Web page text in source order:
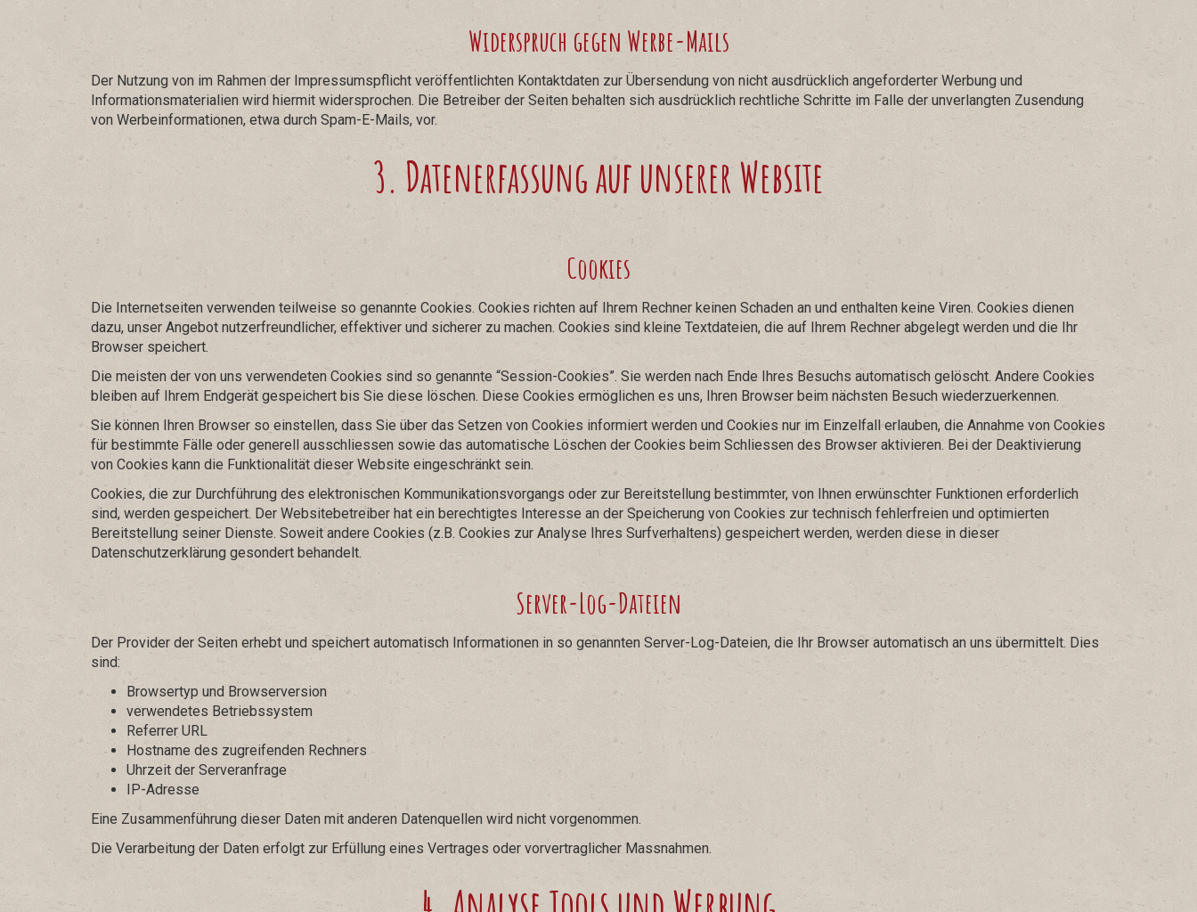
Widerspruch gegen Werbe-Mails
Der Nutzung von im Rahmen der Impressumspflicht veröffentlichten Kontaktdaten zur Übersendung von nicht ausdrücklich angeforderter Werbung und
Informationsmaterialien wird hiermit widersprochen. Die Betreiber der Seiten behalten sich ausdrücklich rechtliche Schritte im Falle der unverlangten Zusendung
von Werbeinformationen, etwa durch Spam-E-Mails, vor.
3. Datenerfassung auf unserer Website
Cookies
Die Internetseiten verwenden teilweise so genannte Cookies. Cookies richten auf Ihrem Rechner keinen Schaden an und enthalten keine Viren. Cookies dienen
dazu, unser Angebot nutzerfreundlicher, effektiver und sicherer zu machen. Cookies sind kleine Textdateien, die auf Ihrem Rechner abgelegt werden und die Ihr
Browser speichert.
Die meisten der von uns verwendeten Cookies sind so genannte “Session-Cookies”. Sie werden nach Ende Ihres Besuchs automatisch gelöscht. Andere Cookies
bleiben auf Ihrem Endgerät gespeichert bis Sie diese löschen. Diese Cookies ermöglichen es uns, Ihren Browser beim nächsten Besuch wiederzuerkennen.
Sie können Ihren Browser so einstellen, dass Sie über das Setzen von Cookies informiert werden und Cookies nur im Einzelfall erlauben, die Annahme von Cookies
für bestimmte Fälle oder generell ausschliessen sowie das automatische Löschen der Cookies beim Schliessen des Browser aktivieren. Bei der Deaktivierung
von Cookies kann die Funktionalität dieser Website eingeschränkt sein.
Cookies, die zur Durchführung des elektronischen Kommunikationsvorgangs oder zur Bereitstellung bestimmter, von Ihnen erwünschter Funktionen erforderlich
sind, werden gespeichert. Der Websitebetreiber hat ein berechtigtes Interesse an der Speicherung von Cookies zur technisch fehlerfreien und optimierten
Bereitstellung seiner Dienste. Soweit andere Cookies (z.B. Cookies zur Analyse Ihres Surfverhaltens) gespeichert werden, werden diese in dieser
Datenschutzerklärung gesondert behandelt.
Server-Log-Dateien
Der Provider der Seiten erhebt und speichert automatisch Informationen in so genannten Server-Log-Dateien, die Ihr Browser automatisch an uns übermittelt. Dies
sind:
Browsertyp und Browserversion
verwendetes Betriebssystem
Referrer URL
Hostname des zugreifenden Rechners
Uhrzeit der Serveranfrage
IP-Adresse
Eine Zusammenführung dieser Daten mit anderen Datenquellen wird nicht vorgenommen.
Die Verarbeitung der Daten erfolgt zur Erfüllung eines Vertrages oder vorvertraglicher Massnahmen.